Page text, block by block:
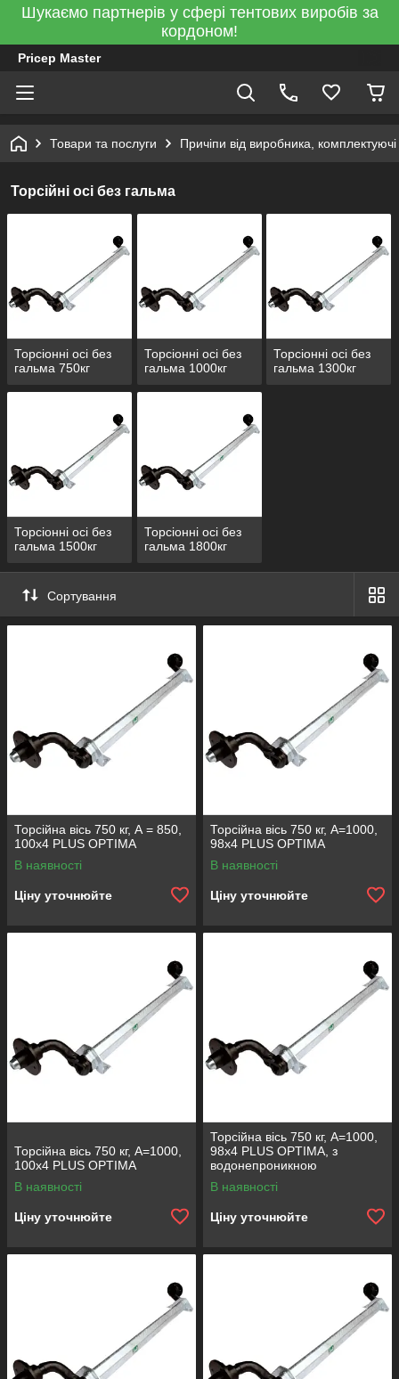
Шукаємо партнерів у сфері тентових виробів за
кордоном!
Pricep Master
Товари та послуги Причіпи від виробника,
Торсійні осі без гальма
Торсіонні осі без
гальма 750кг
Торсіонні осі без
гальма 1000кг
Торсіонні осі без
гальма 1300кг
Торсіонні осі без
гальма 1500кг
Торсіонні осі без
гальма 1800кг
Сортування
Торсійна вісь 750 кг, А = 850,
100х4 PLUS OPTIMA
В наявності
Ціну уточнюйте
Торсійна вісь 750 кг, A=1000,
98x4 PLUS OPTIMA
В наявності
Ціну уточнюйте
Торсійна вісь 750 кг, А=1000,
100х4 PLUS OPTIMA
В наявності
Ціну уточнюйте
Торсійна вісь 750 кг, А=1000,
98х4 PLUS OPTIMA, з
водонепроникною
маточиною
В наявності
Ціну уточнюйте